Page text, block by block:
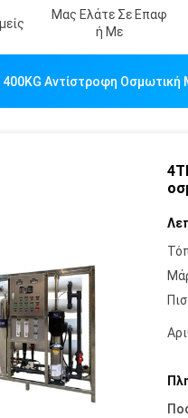
Μας Ελάτε Σε Επαφ
Ή Με
400KG Αντίστροφη